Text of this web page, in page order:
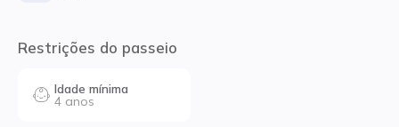
Restrições do passeio
Idade mínima
4 anos